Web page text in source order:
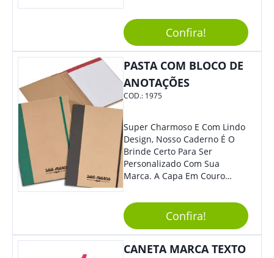
Anotações Com Post-It E
Caneta. Elaborado A Partir De
Material Reciclado, O Brinde
Também É Prático, Tornando-
Se Assim Excelente Para Uso
Cotidiano. Perfeito, Não É?!
Confira!
PASTA COM BLOCO DE
ANOTAÇÕES
COD.: 1975
Super Charmoso E Com Lindo
Design, Nosso Caderno É O
Brinde Certo Para Ser
Personalizado Com Sua
Marca. A Capa Em Couro
Elástico Permite Maior
Segurança Ao Carregá-Lo.
Ofereça A Seus Clientes E
Colaboradores, Sem Dúvidas
Eles Irão Adorar.
Confira!
CANETA MARCA TEXTO